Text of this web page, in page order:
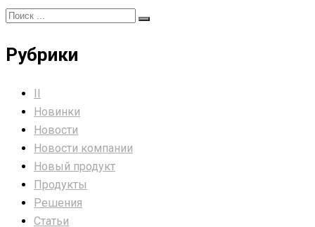
Рубрики
II
Новинки
Новости
Новости компании
Новый продукт
Продукты
Решения
Статьи